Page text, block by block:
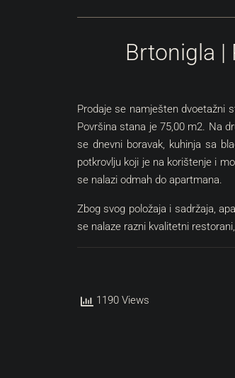
Brtonigla |
Prodaje se namješten dvoetažni
Površina stana je 75,00 m2. Na
se dnevni boravak, kuhinja sa
potkrovlju koji je na korištenje i
se nalazi odmah do apartmana.
Zbog svog položaja i sadržaja,
se nalaze razni kvalitetni
1190 Views